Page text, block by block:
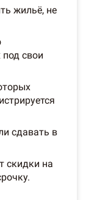
жильё, не
свои
сдавать в
скидки на